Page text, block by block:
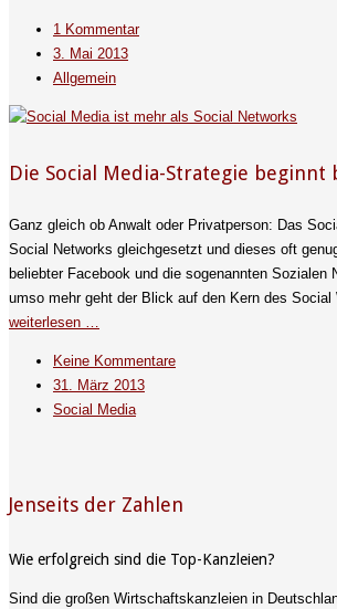
1 Kommentar
3. Mai 2013
Allgemein
Die Social Media-Strategie beginnt
Ganz gleich ob Anwalt oder Privatperson: Das
Social Networks gleichgesetzt und dieses oft
beliebter Facebook und die sogenannten Sozialen
umso mehr geht der Blick auf den Kern des Social
weiterlesen …
Keine Kommentare
31. März 2013
Social Media
Jenseits der Zahlen
Wie erfolgreich sind die Top-Kanzleien?
Sind die großen Wirtschaftskanzleien in